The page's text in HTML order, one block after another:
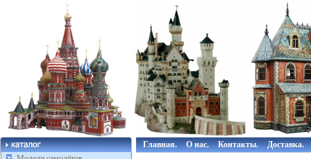
Главная. О нас. Контакты. Доставка.